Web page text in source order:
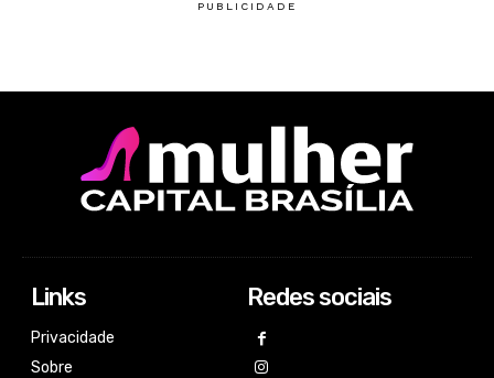
Links
Privacidade
Sobre
Redes sociais